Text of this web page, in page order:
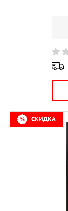
СКИДКА